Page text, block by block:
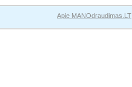
Apie MANOdraudimas.LT